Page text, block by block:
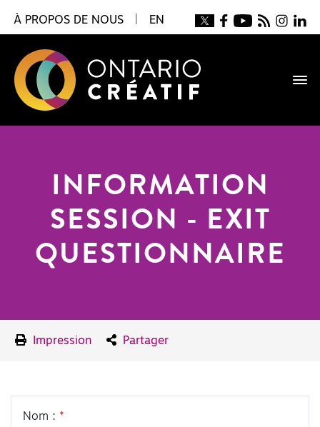
À PROPOS DE NOUS EN
INFORMATION
SESSION - EXIT
QUESTIONNAIRE
Impression Partager
Leave
Nom :